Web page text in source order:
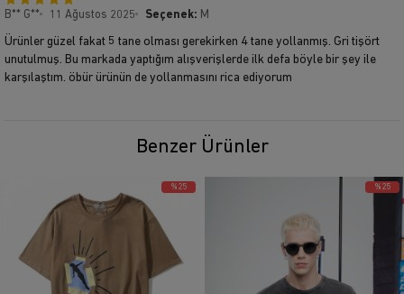
B** G** 11 Ağustos 2025 Seçenek: M
Ürünler güzel fakat 5 tane olması gerekirken 4 tane yollanmış. Gri tişört
unutulmuş. Bu markada yaptığım alışverişlerde ilk defa böyle bir şey ile
karşılaştım. öbür ürünün de yollanmasını rica ediyorum
Benzer Ürünler
%25 %25